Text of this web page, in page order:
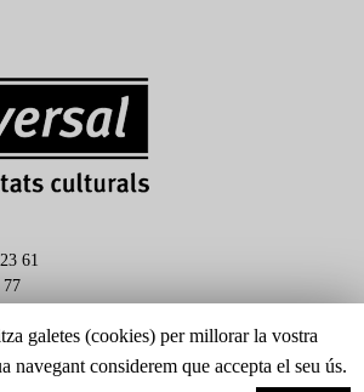
61
galetes (cookies) per millorar la vostra
navegant considerem que accepta el seu ús.